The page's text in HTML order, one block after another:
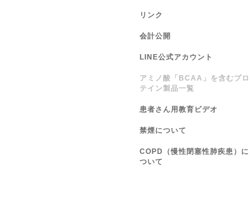
リンク
会計公開
LINE公式アカウント
アミノ酸「BCAA」を含むプロ
テイン製品一覧
患者さん用教育ビデオ
禁煙について
COPD（慢性閉塞性肺疾患）に
ついて